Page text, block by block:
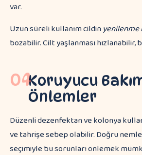
var.
Uzun süreli kullanım cildinyenilenme
bozabilir. Cilt yaşlanması hızlanabilir,
04Koruyucu
Önlemler
Düzenli dezenfektan ve kolonya
ve tahrişe sebep olabilir. Doğru
seçimiyle bu sorunları önlemek